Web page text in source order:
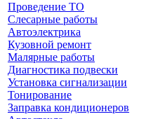
Проведение ТО
Слесарные работы
Автоэлектрика
Кузовной ремонт
Малярные работы
Диагностика подвески
Установка сигнализации
Тонирование
Заправка кондиционеров